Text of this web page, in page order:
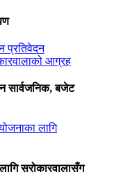
सार्वजनिक, बजेट
सरोकारवालासँग